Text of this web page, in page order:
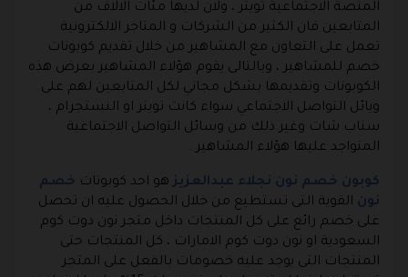
المنصة الاجتماعية تويتر ، ولان لديها مئات الالاف من
المتابعين فان الكثير من الشركات و المتاجر الالكترونية
تعمل على التعاون مع المشاهير من خلال تقديم كوبونات
خصم للمشاهير ، وبالتالى يقوم هؤلاء المشاهير بعرض هذه
الكوبونات وتقديمها بشكل مجاني لكل المتابعين لهم على
ويائل التواصل الاجتماعي سواء كانت تويتر او النستجرام ،
سناب شات وغير ذلك من وسائل التواصل الاجتماعية
المتواجد عليها هؤلاء المشاهير .
كوبون خصم نون نجلاء عبدالعزيزهو احد كوبونات خصم
نون القوية التى تستطيع من خلال الحصول عليه ان تحصل
على خصم رائع على كل المنتجات داخل متجر نون دوت كوم
السعودية او نون دوت كوم الامارات ، كل المنتجات حتى
المنتجات التى يوجد عليه خصومات بالفعل على المتجر